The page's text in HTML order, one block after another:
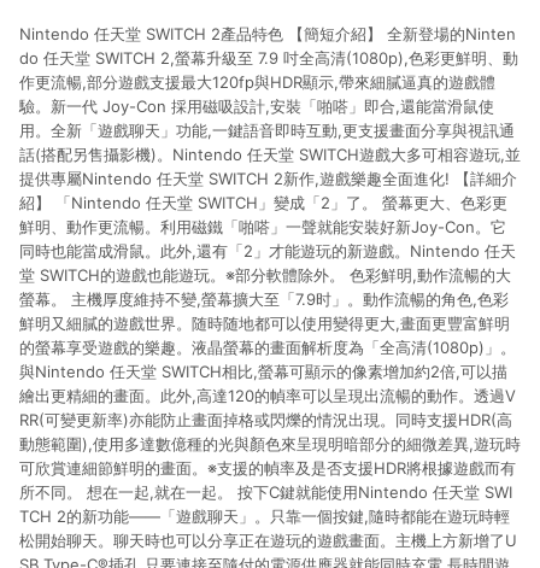
Nintendo 任天堂 SWITCH 2產品特色 【簡短介紹】 全新登場的Ninten
do 任天堂 SWITCH 2,螢幕升級至 7.9 吋全高清(1080p),色彩更鮮明、動
作更流暢,部分遊戲支援最大120fp與HDR顯示,帶來細膩逼真的遊戲體
驗。新一代 Joy-Con 採用磁吸設計,安裝「啪嗒」即合,還能當滑鼠使
用。全新「遊戲聊天」功能,一鍵語音即時互動,更支援畫面分享與視訊通
話(搭配另售攝影機)。Nintendo 任天堂 SWITCH遊戲大多可相容遊玩,並
提供專屬Nintendo 任天堂 SWITCH 2新作,遊戲樂趣全面進化! 【詳細介
紹】 「Nintendo 任天堂 SWITCH」變成「2」了。 螢幕更大、色彩更
鮮明、動作更流暢。利用磁鐵「啪嗒」一聲就能安裝好新Joy-Con。它
同時也能當成滑鼠。此外,還有「2」才能遊玩的新遊戲。Nintendo 任天
堂 SWITCH的遊戲也能遊玩。※部分軟體除外。 色彩鮮明,動作流暢的大
螢幕。 主機厚度維持不變,螢幕擴大至「7.9时」。動作流暢的角色,色彩
鮮明又細膩的遊戲世界。随時随地都可以使用變得更大,畫面更豐富鮮明
的螢幕享受遊戲的樂趣。液晶螢幕的畫面解析度為「全高清(1080p)」。
與Nintendo 任天堂 SWITCH相比,螢幕可顯示的像素增加約2倍,可以描
繪出更精細的畫面。此外,高達120的幀率可以呈現出流暢的動作。透過V
RR(可變更新率)亦能防止畫面掉格或閃爍的情況出現。同時支援HDR(高
動態範圍),使用多達數億種的光與顏色來呈現明暗部分的細微差異,遊玩時
可欣賞連細節鮮明的畫面。※支援的幀率及是否支援HDR將根據遊戲而有
所不同。 想在一起,就在一起。 按下C鍵就能使用Nintendo 任天堂 SWI
TCH 2的新功能――「遊戲聊天」。只靠一個按鍵,隨時都能在遊玩時輕
松開始聊天。聊天時也可以分享正在遊玩的遊戲畫面。主機上方新增了U